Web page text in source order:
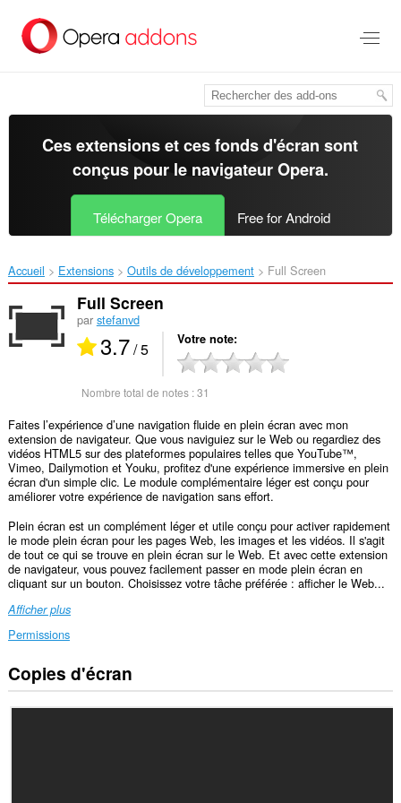
contenu
Ces extensions et ces fonds d'écran sont
conçus pour le navigateur Opera.
Télécharger Opera Free for Android
Accueil Extensions Outils de développement Full Screen‎
Full Screen
par stefanvd
3.7/ 5 Votre note
Nombre total de notes :31
Faites l’expérience d’une navigation fluide en plein écran avec mon
extension de navigateur. Que vous naviguiez sur le Web ou regardiez des
vidéos HTML5 sur des plateformes populaires telles que YouTube™,
Vimeo, Dailymotion et Youku, profitez d'une expérience immersive en plein
écran d'un simple clic. Le module complémentaire léger est conçu pour
améliorer votre expérience de navigation sans effort.
Plein écran est un complément léger et utile conçu pour activer rapidement
le mode plein écran pour les pages Web, les images et les vidéos. Il s'agit
de tout ce qui se trouve en plein écran sur le Web. Et avec cette extension
de navigateur, vous pouvez facilement passer en mode plein écran en
cliquant sur un bouton. Choisissez votre tâche préférée : afficher le Web...
Afficher plus
Permissions
Cette
extension
Copies d'écran